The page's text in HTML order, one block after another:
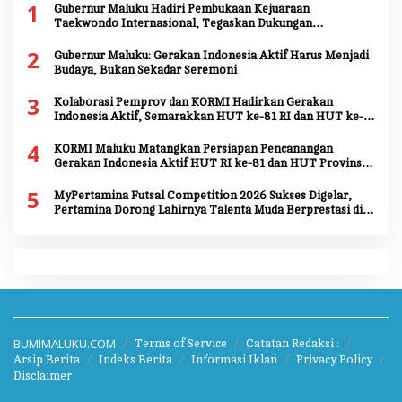
1
Gubernur Maluku Hadiri Pembukaan Kejuaraan
Taekwondo Internasional, Tegaskan Dukungan
2
Gubernur Maluku: Gerakan Indonesia Aktif Harus Menjadi
Budaya, Bukan Sekadar Seremoni
3
Kolaborasi Pemprov dan KORMI Hadirkan Gerakan
Indonesia Aktif, Semarakkan HUT ke-81 RI dan HUT ke-
4
KORMI Maluku Matangkan Persiapan Pencanangan
Gerakan Indonesia Aktif HUT RI ke-81 dan HUT Provinsi
5
MyPertamina Futsal Competition 2026 Sukses Digelar,
Pertamina Dorong Lahirnya Talenta Muda Berprestasi di
BUMIMALUKU.COM Terms of Service
Catatan Redaksi :
Arsip Berita
Indeks Berita Informasi Iklan
Privacy Policy
Disclaimer